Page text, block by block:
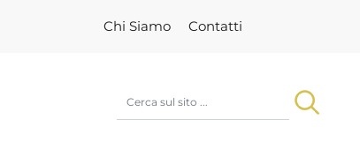
Chi Siamo Contatti